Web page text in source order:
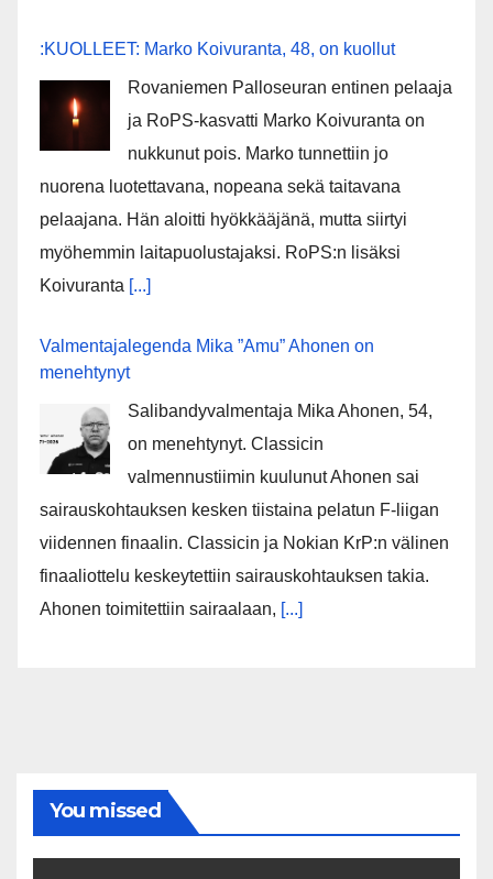
:KUOLLEET: Marko Koivuranta, 48, on kuollut
Rovaniemen Palloseuran entinen pelaaja
ja RoPS-kasvatti Marko Koivuranta on
nukkunut pois. Marko tunnettiin jo
nuorena luotettavana, nopeana sekä taitavana
pelaajana. Hän aloitti hyökkääjänä, mutta siirtyi
myöhemmin laitapuolustajaksi. RoPS:n lisäksi
Koivuranta [...]
Valmentajalegenda Mika ”Amu” Ahonen on
menehtynyt
Salibandyvalmentaja Mika Ahonen, 54,
on menehtynyt. Classicin
valmennustiimin kuulunut Ahonen sai
sairauskohtauksen kesken tiistaina pelatun F-liigan
viidennen finaalin. Classicin ja Nokian KrP:n välinen
finaaliottelu keskeytettiin sairauskohtauksen takia.
Ahonen toimitettiin sairaalaan, [...]
You missed